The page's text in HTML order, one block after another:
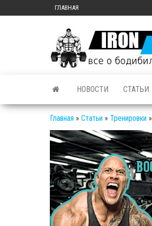
ГЛАВНАЯ
НОВОСТИ СТАТЬИ
Главная » Статьи » Тренировки »